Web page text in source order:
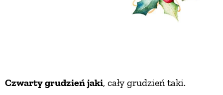
Czwarty grudzień jaki, cały grudzień taki.